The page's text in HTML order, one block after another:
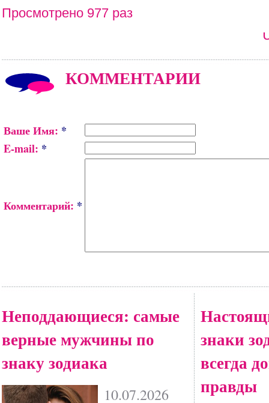
Просмотрено 977 раз
КОММЕНТАРИИ
Ваше Имя: *
E-mail: *
Комментарий: *
Неподдающиеся: самые
верные мужчины по
знаку зодиака
10.07.2026
знаки
всегда
правды